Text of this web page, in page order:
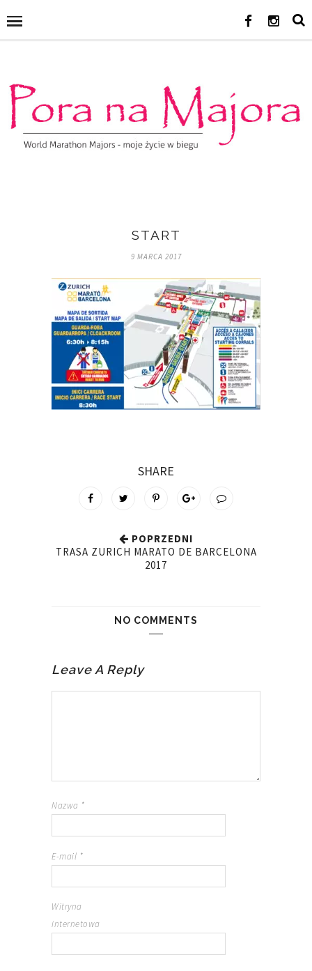
START
9 MARCA 2017
SHARE
POPRZEDNI
TRASA ZURICH MARATO DE BARCELONA
2017
NO COMMENTS
Leave A Reply
Nazwa *
E-mail *
Witryna
internetowa